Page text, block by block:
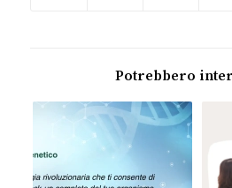
Potrebbero